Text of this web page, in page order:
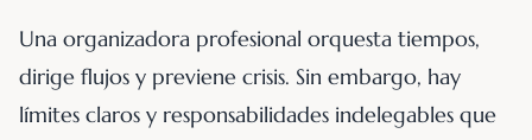
Una organizadora profesional orquesta tiempos,
dirige flujos y previene crisis. Sin embargo, hay
límites claros y responsabilidades indelegables que